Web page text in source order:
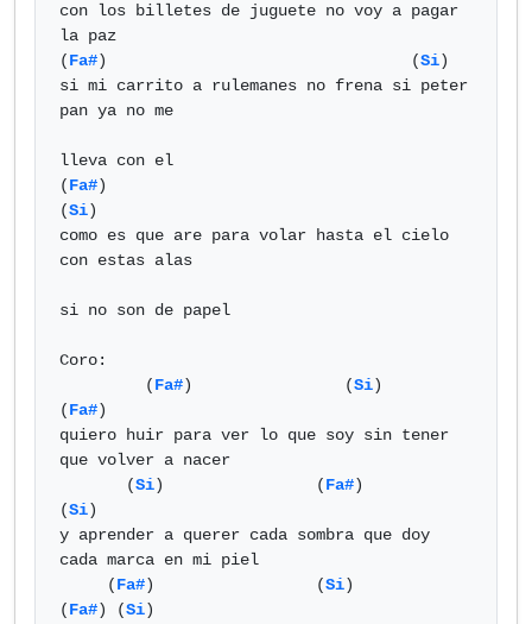
con los billetes de juguete no voy a pagar
la paz
(Fa#)                                (Si)
si mi carrito a rulemanes no frena si peter
pan ya no me
lleva con el
(Fa#)
(Si)
como es que are para volar hasta el cielo
con estas alas
si no son de papel
Coro:
         (
Fa#)                (Si)
(Fa#)
quiero huir para ver lo que soy sin tener
que volver a nacer
       (
Si)                (Fa#)
(Si)
y aprender a querer cada sombra que doy
cada marca en mi piel
     (
Fa#)                 (Si)
(Fa#) (Si)